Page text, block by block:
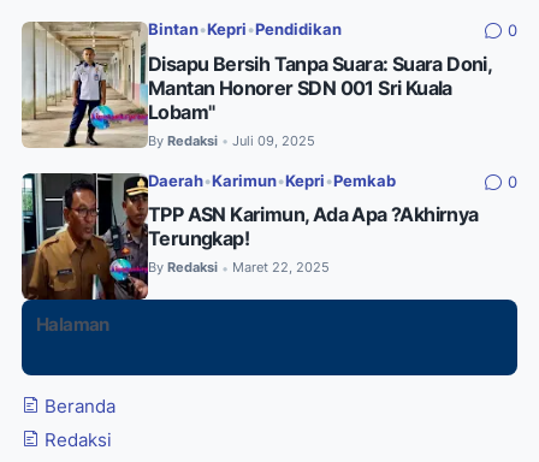
Bintan•Kepri •Pendidikan 0
Disapu Bersih Tanpa Suara: Suara Doni,
Mantan Honorer SDN 001 Sri Kuala
Lobam"
By Redaksi • Juli 09, 2025
Daerah•Karimun•Kepri •Pemkab 0
TPP ASN Karimun, Ada Apa ?Akhirnya
Terungkap!
By Redaksi • Maret 22, 2025
Halaman
Beranda
Redaksi